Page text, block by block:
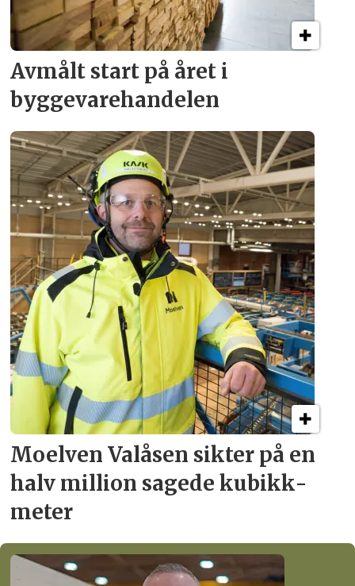
Avmålt start på året i
byggevare­handelen
Moelven Valåsen sikter på en
halv million sagede kubikk­
meter